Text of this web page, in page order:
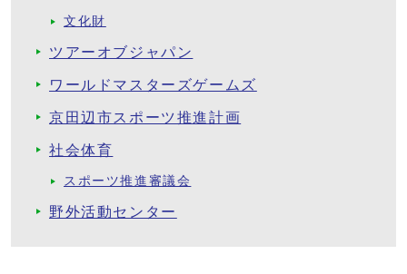
文化財
ツアーオブジャパン
ワールドマスターズゲームズ
京田辺市スポーツ推進計画
社会体育
スポーツ推進審議会
野外活動センター